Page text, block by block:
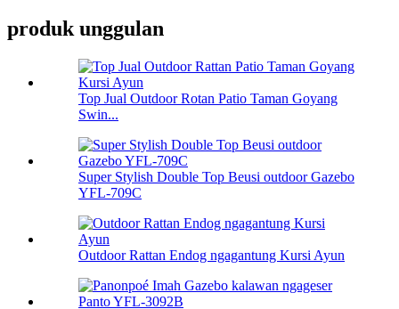
produk unggulan
Top Jual Outdoor Rotan Patio Taman Goyang
Swin...
Super Stylish Double Top Beusi outdoor Gazebo
YFL-709C
Outdoor Rattan Endog ngagantung Kursi Ayun